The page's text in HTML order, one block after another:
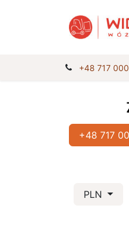
+48 717
+48 717
PLN